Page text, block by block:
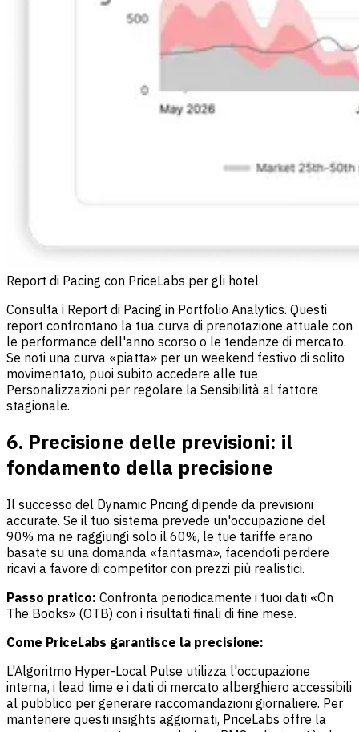
Report di Pacing con PriceLabs per gli hotel
Consulta i Report di Pacing in Portfolio Analytics. Questi
report confrontano la tua curva di prenotazione attuale con
le performance dell'anno scorso o le tendenze di mercato.
Se noti una curva «piatta» per un weekend festivo di solito
movimentato, puoi subito accedere alle tue
Personalizzazioni per regolare la Sensibilità al fattore
stagionale.
6. Precisione delle previsioni: il
fondamento della precisione
Il successo del Dynamic Pricing dipende da previsioni
accurate. Se il tuo sistema prevede un'occupazione del
90% ma ne raggiungi solo il 60%, le tue tariffe erano
basate su una domanda «fantasma», facendoti perdere
ricavi a favore di competitor con prezzi più realistici.
Passo pratico: Confronta periodicamente i tuoi dati «On
The Books» (OTB) con i risultati finali di fine mese.
Come PriceLabs garantisce la precisione:
L'Algoritmo Hyper-Local Pulse utilizza l'occupazione
interna, i lead time e i dati di mercato alberghiero accessibili
al pubblico per generare raccomandazioni giornaliere. Per
mantenere questi insights aggiornati, PriceLabs offre la